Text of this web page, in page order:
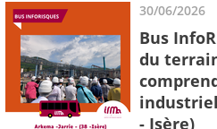
30/06/2026
Bus
du
- Isère)